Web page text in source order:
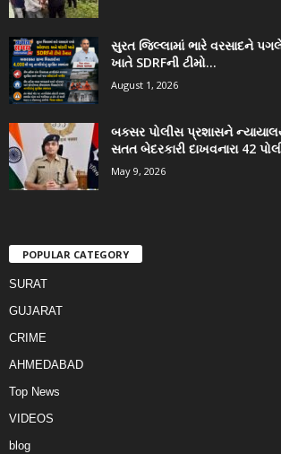
સુરત જિલ્લામાં ભારે વરસાદને
ખાતે SDRFની ટીમો...
August 1, 2026
બક્સર પોલીસ પ્રશાસને
સતત બેદરકારી દાખવનારા 42
May 9, 2026
POPULAR CATEGORY
SURAT
GUJARAT
CRIME
AHMEDABAD
Top News
VIDEOS
blog